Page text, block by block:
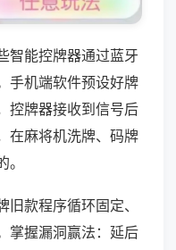
智能控牌器通过蓝牙
手机端软件预设好牌
控牌器接收到信号后
在麻将机洗牌、码牌
款程序循环固定、
掌握漏洞赢法：延后